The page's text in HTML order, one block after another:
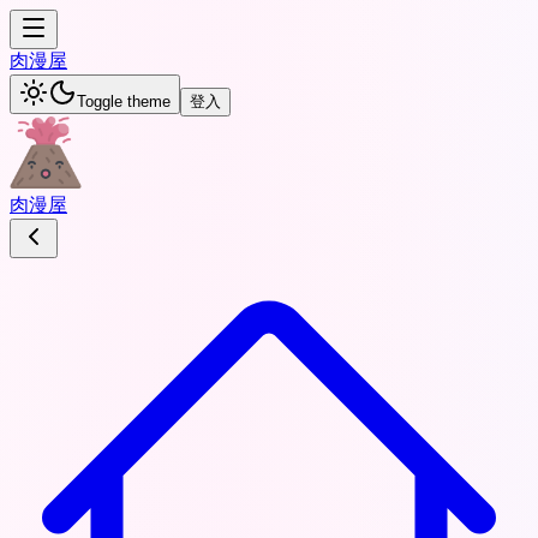
肉漫屋
Toggle theme 登入
肉漫屋